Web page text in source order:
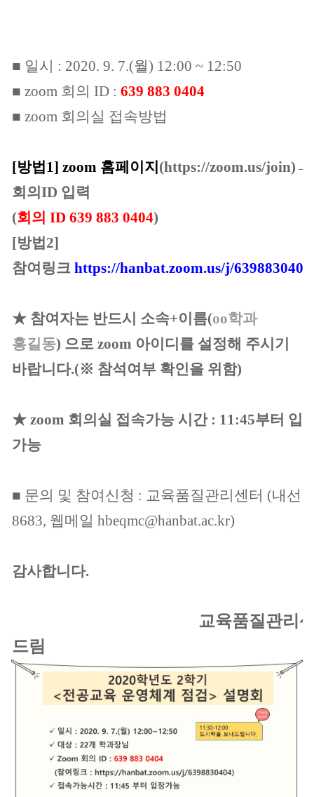
■ 일시 : 2020. 9. 7.(월) 12:00 ~ 12:50
■ zoom 회의 ID : 639 883 0404
■ zoom 회의실 접속방법
[방법1] zoom 홈페이지 (https://zoom.us/join)→
회의ID 입력
(회의 ID 639 883 0404)
[방법2]
참여링크 https://hanbat.zoom.us/j/6398830404
★ 참여자는 반드시 소속+이름(oo학과
홍길동) 으로 zoom 아이디를 설정해 주시기
바랍니다.(※ 참석여부 확인을 위함)
★ zoom 회의실 접속가능 시간 : 11:45부터 입
가능
■ 문의 및 참여신청 : 교육품질관리센터 (내선
8683, 웹메일 hbeqmc@hanbat.ac.kr)
감사합니다.
교육품질관리
드림